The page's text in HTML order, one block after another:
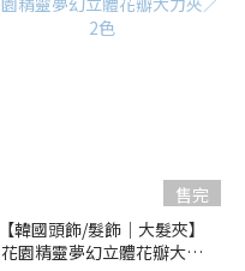
售完
【韓國頭飾/髮飾｜大髮夾】
花園精靈夢幻立體花瓣大力